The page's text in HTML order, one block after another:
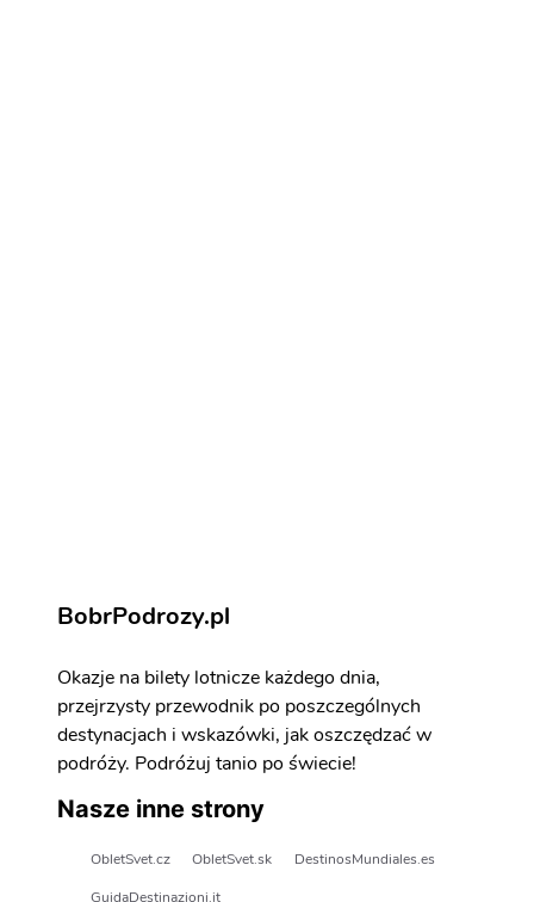
BobrPodrozy.pl
Okazje na bilety lotnicze każdego dnia,
przejrzysty przewodnik po poszczególnych
destynacjach i wskazówki, jak oszczędzać w
podróży. Podróżuj tanio po świecie!
Nasze inne strony
ObletSvet.cz ObletSvet.sk
DestinosMundiales.es
GuidaDestinazioni.it